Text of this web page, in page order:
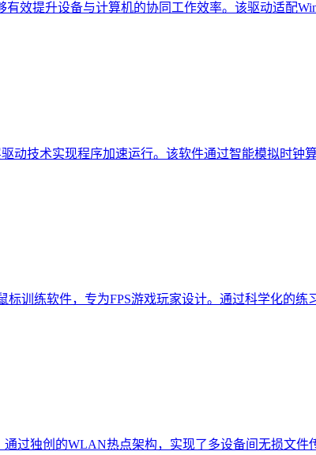
效提升设备与计算机的协同工作效率。该驱动适配
技术实现程序加速运行。该软件通过智能模拟时钟
训练软件，专为FPS游戏玩家设计。通过科学化的
过独创的WLAN热点架构，实现了多设备间无损文